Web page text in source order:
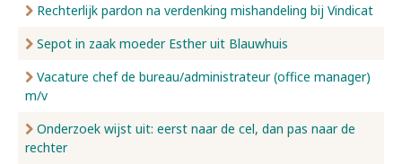
Rechterlijk pardon na verdenking mishandeling bij Vindicat
Sepot in zaak moeder Esther uit Blauwhuis
Vacature chef de bureau/administrateur (office manager)
m/v
Onderzoek wijst uit: eerst naar de cel, dan pas naar de
rechter